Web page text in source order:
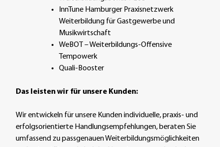
InnTune Hamburger Praxisnetzwerk
Weiterbildung für Gastgewerbe und
Musikwirtschaft
WeBOT – Weiterbildungs-Offensive
Tempowerk
Quali-Booster
Das leisten wir für unsere Kunden:
Wir entwickeln für unsere Kunden individuelle, praxis- und
erfolgsorientierte Handlungsempfehlungen, beraten Sie
umfassend zu passgenauen Weiterbildungsmöglichkeiten